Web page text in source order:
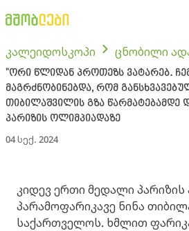
კალეიდოსკოპი ცნობილი
"ორი წლიდან პროთეზს ვატარებ.
მაგრძნობინებდა, რომ
თიბილაშვილის გზა წარმატებამდე
პარიზის ოლიმპიადაზე
04 სექ. 2024
კიდევ ერთი მედალი პარიზის
პარამოფარიკავე ნინა
საქართველოს. ხმლით